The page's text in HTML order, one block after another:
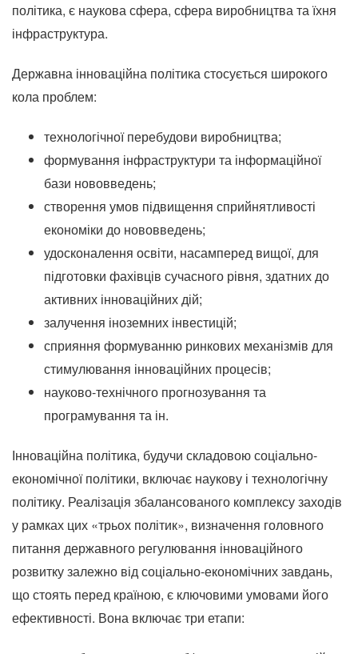
політика, є наукова сфера, сфера виробництва та їхня
інфраструктура.
Державна інноваційна політика стосується широкого
кола проблем:
технологічної перебудови виробництва;
формування інфраструктури та інформаційної
бази нововведень;
створення умов підвищення сприйнятливості
економіки до нововведень;
удосконалення освіти, насамперед вищої, для
підготовки фахівців сучасного рівня, здатних до
активних інноваційних дій;
залучення іноземних інвестицій;
сприяння формуванню ринкових механізмів для
стимулювання інноваційних процесів;
науково-технічного прогнозування та
програмування та ін.
Інноваційна політика, будучи складовою соціально-
економічної політики, включає наукову і технологічну
політику. Реалізація збалансованого комплексу заходів
у рамках цих «трьох політик», визначення головного
питання державного регулювання інноваційного
розвитку залежно від соціально-економічних завдань,
що стоять перед країною, є ключовими умовами його
ефективності. Вона включає три етапи: